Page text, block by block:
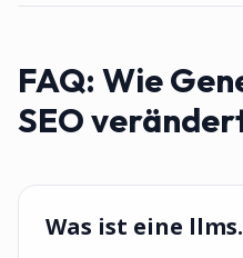
FAQ: Wie
SEO
Was ist eine